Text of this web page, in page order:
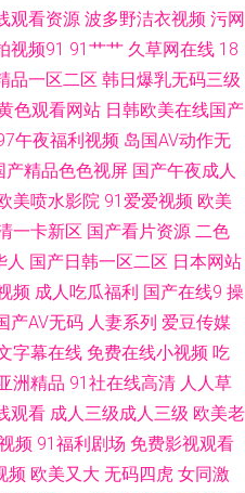
人网熟女91 国产二区免费 91视屏免
97 少妇影院 大香蕉伊人色 免费看51
av发布网在线 www91插插插 91视频
在线网站 91大神精品 影音先锋日韩
91tv免费的视频 国产精品自产久久
妈妈舔穴穴 91在线观看免费蜜桃 麻
黄又色 亚州人人色 白丝被艹 人妖射
午夜 91成人片免费视频 丁香五月色
观看资源 波多野洁衣视频 污网
视频91 91艹艹 久草网在线 18
品一区二区 韩日爆乳无码三级
色观看网站 日韩欧美在线国产
午夜福利视频 岛国AV动作无
产精品色色视屏 国产午夜成人
美喷水影院 91爱爱视频 欧美
一卡新区 国产看片资源 二色
人 国产日韩一区二区 日本网站
频 成人吃瓜福利 国产在线9 操
产AV无码 人妻系列 爱豆传媒
字幕在线 免费在线小视频 吃
洲精品 91社在线高清 人人草
观看 成人三级成人三级 欧美老
频 91福利剧场 免费影视观看
频 欧美又大 无码四虎 女同激